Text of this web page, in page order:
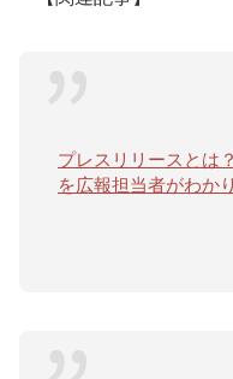
プレスリリースとは
を広報担当者がわか